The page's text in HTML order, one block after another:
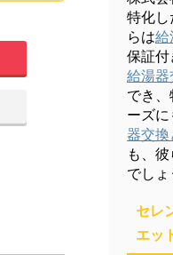
特化
らは給
保証付
給湯器
でき
ーズ
器交換
も、
でしょ
セレ
エッ